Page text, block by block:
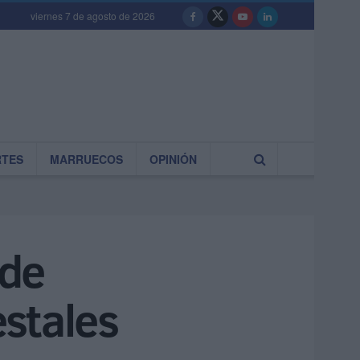
viernes 7 de agosto de 2026
MARRUECOS OPINIÓN